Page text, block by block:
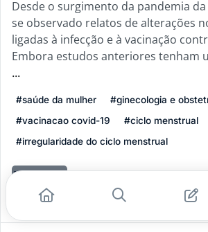
Desde o surgimento da pandemia da
se observado relatos de alterações
ligadas à infecção e à vacinação
Embora estudos anteriores tenham
...
#saúde da mulher
#ginecologia e
#vacinacao covid-19
#ciclo menstrual
#irregularidade do ciclo menstrual
Leia mais